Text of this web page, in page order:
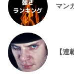
マン
【